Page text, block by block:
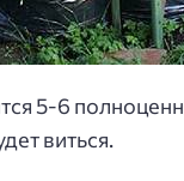
5-6
виться.